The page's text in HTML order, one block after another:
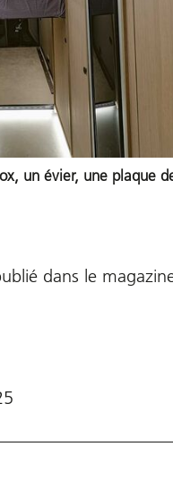
un évier, une plaque
dans le